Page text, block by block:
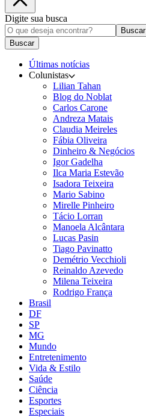
Digite sua busca
Buscar
Buscar
Últimas notícias
Colunistas
Lilian Tahan
Blog do Noblat
Carlos Carone
Andreza Matais
Claudia Meireles
Fábia Oliveira
Dinheiro & Negócios
Igor Gadelha
Ilca Maria Estevão
Isadora Teixeira
Mario Sabino
Mirelle Pinheiro
Tácio Lorran
Manoela Alcântara
Lucas Pasin
Tiago Pavinatto
Demétrio Vecchioli
Reinaldo Azevedo
Milena Teixeira
Rodrigo França
Brasil
DF
SP
MG
Mundo
Entretenimento
Vida & Estilo
Saúde
Ciência
Esportes
Especiais